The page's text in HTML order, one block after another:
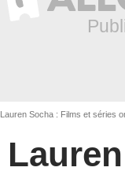
Lauren Socha : Films et séries